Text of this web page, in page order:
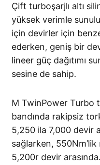
Çift turboşarjlı altı
yüksek verimle
için devirler için
ederken, geniş bir
lineer güç dağıtımı
sesine de sahip.
M TwinPower Turbo
bandında rakipsiz
5,250 ila 7,000 devir
sağlarken,
5,200r devir arasında.